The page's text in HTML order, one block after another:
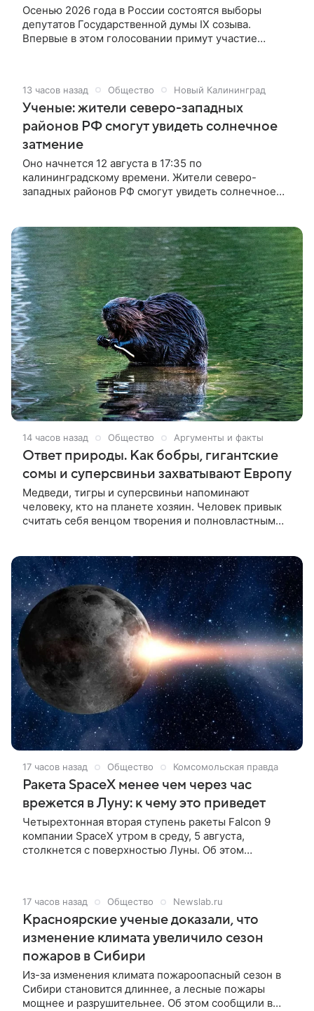
Осенью 2026 года в России состоятся выборы
депутатов Государственной думы IX созыва.
Впервые в этом голосовании примут участие
кампанию назвали одной из самых сложных за
последние годы. Как и когда пройдут выборы в
2026 году, каких кандидатов выдвинули партии и
кто вошел в первые пятерки партсписков — в
материале «Газеты.Ru».
13 часов назад Общество Новый Калининград
Ученые: жители северо-западных
районов РФ смогут увидеть солнечное
затмение
Оно начнется 12 августа в 17:35 по
калининградскому времени. Жители северо-
западных районов РФ смогут увидеть солнечное
Земли вступит полутень Луны. Об этом сообщает
«Интерфакс» со ссылкой на Институт космических
исследований РАН.
14 часов назад Общество Аргументы и факты
Ответ природы. Как бобры, гигантские
сомы и суперсвиньи захватывают Европу
Медведи, тигры и суперсвиньи напоминают
человеку, кто на планете хозяин. Человек привык
считать себя венцом творения и полновластным
животных и растений, а ещё завозит их туда, где их
раньше не было, меняя местные экосистемы.
17 часов назад Общество Комсомольская правда
Ракета SpaceX менее чем через час
врежется в Луну: к чему это приведет
Четырехтонная вторая ступень ракеты Falcon 9
компании SpaceX утром в среду, 5 августа,
столкнется с поверхностью Луны. Об этом
17 часов назад Общество Newslab.ru
Красноярские ученые доказали, что
изменение климата увеличило сезон
пожаров в Сибири
Из-за изменения климата пожароопасный сезон в
Сибири становится длиннее, а лесные пожары
мощнее и разрушительнее. Об этом сообщили в